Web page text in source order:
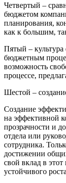
Четвертый –
бюджетом
планирования,
как к большим,
Пятый –
бюджетным
возможность
процессе,
Шестой –
Создание
на эффективной
прозрачности и
отдела или
сотрудника.
достижении
свой вклад в
устойчивого